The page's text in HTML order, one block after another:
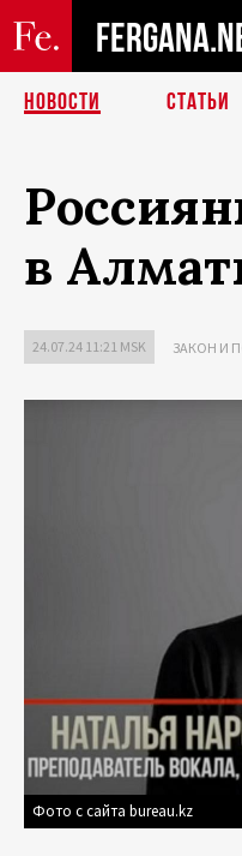
НОВОСТИ СТАТЬИ
в
24.07.24 11:21 MSK ЗАКОН И
Фото с сайта bureau.kz